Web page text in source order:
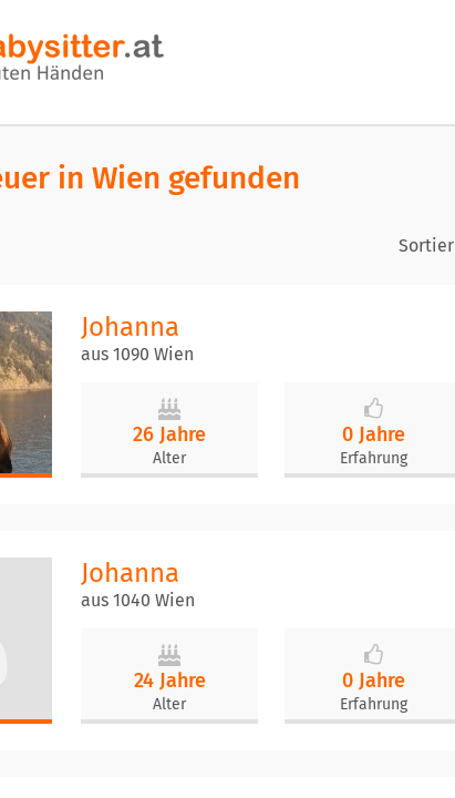
in Wien gefunden
Johanna
aus 1090 Wien
26 Jahre
Alter
0 Jahre
Erfahrung
Johanna
aus 1040 Wien
24 Jahre
Alter
0 Jahre
Erfahrung